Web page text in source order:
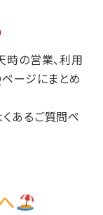
時の営業、利用
ージにまとめ
あるご質問ペ